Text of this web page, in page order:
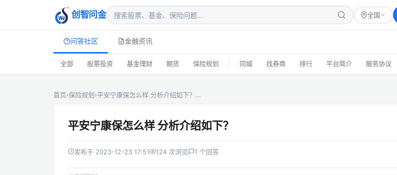
创智问金 全国
问答社区 金融资讯
全部 股票投资 基金理财 期货 保险规划 同城 找券商 排行 平台简介 服务协议
首页›保险规划›平安宁康保怎么样 分析介绍如下？…
平安宁康保怎么样 分析介绍如下？
发布于 2023-12-23 17:51 124 次浏览 1 个回答